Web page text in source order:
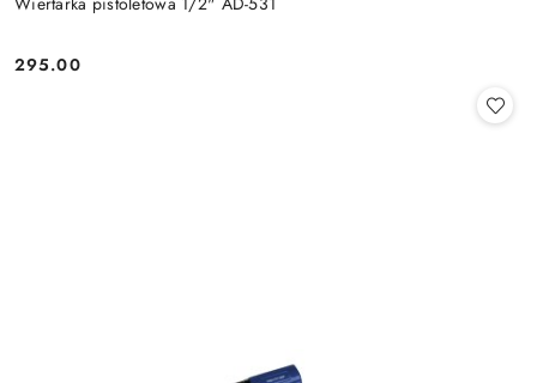
Cena:
295.00